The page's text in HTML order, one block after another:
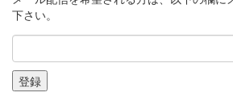
下さい。